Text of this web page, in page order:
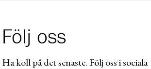
Följ oss
Ha koll på det senaste. Följ oss i sociala